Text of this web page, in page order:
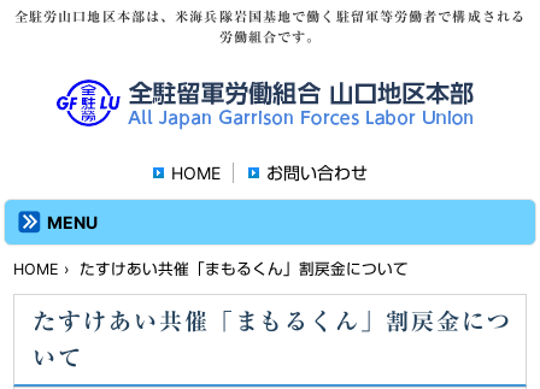
全駐労山口地区本部は、米海兵隊岩国基地で働く駐留軍等労働者で構成される
労働組合です。
HOME お問い合わせ
MENU
HOME › たすけあい共催「まもるくん」割戻金について
たすけあい共催「まもるくん」割戻金につ
いて